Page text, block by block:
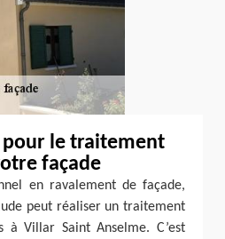
le traitement
façade
en ravalement de façade,
peut réaliser un traitement
à Villar Saint Anselme. C’est